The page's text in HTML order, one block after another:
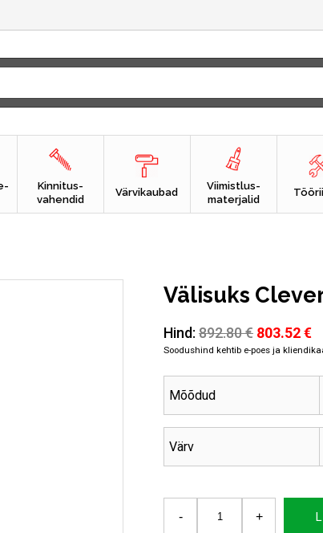
Kinnitus-
vahendid
Värvikaubad
Viimistlus-
materjalid
Välisuks
Hind: 892.80€ Algne
hind
oli:
803.52€
Mõõdud
Värv
-
Clever-
+